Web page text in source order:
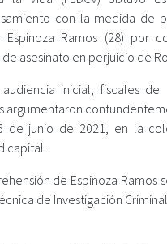
con la medida de
Espinoza Ramos (28) por
asesinato en perjuicio de
inicial, fiscales
argumentaron
de junio de 2021, en la
capital.
de Espinoza Ramos
de Investigación